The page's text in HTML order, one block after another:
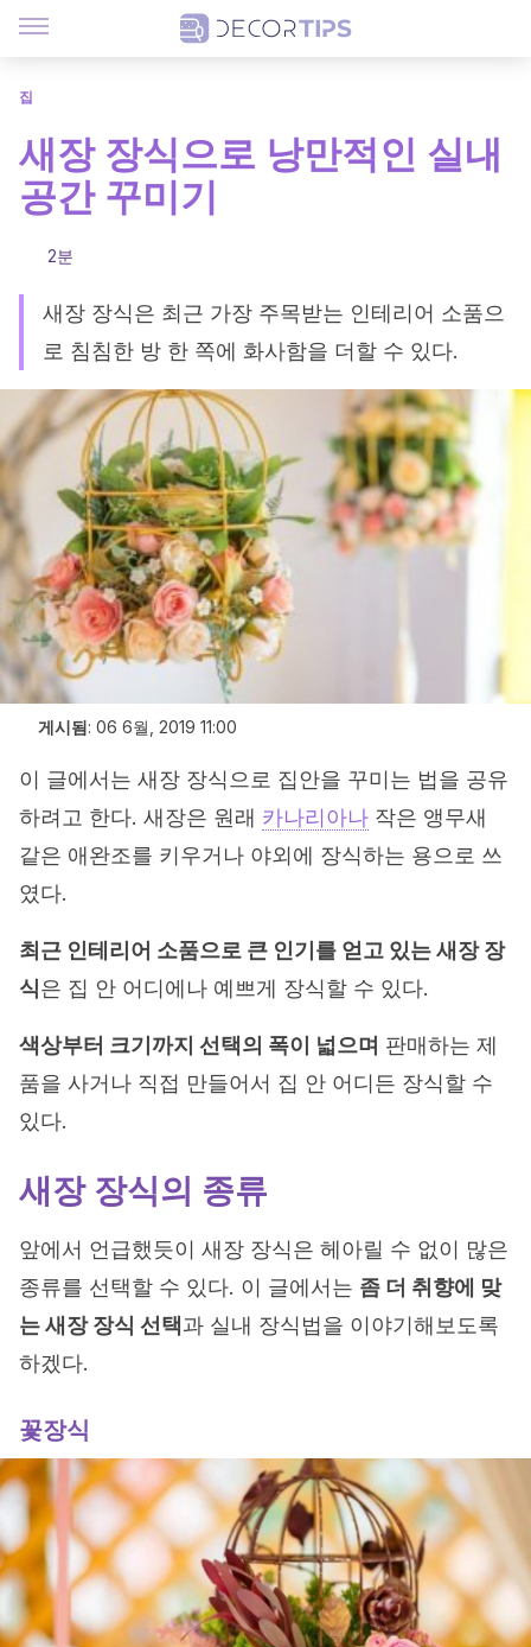
집
새장 장식으로 낭만적인 실내
공간 꾸미기
2분
새장 장식은 최근 가장 주목받는 인테리어 소품으
로 침침한 방 한 쪽에 화사함을 더할 수 있다.
게시됨: 06 6월, 2019 11:00
이 글에서는 새장 장식으로 집안을 꾸미는 법을 공유
하려고 한다. 새장은 원래 카나리아나 작은 앵무새
같은 애완조를 키우거나 야외에 장식하는 용으로 쓰
였다.
최근 인테리어 소품으로 큰 인기를 얻고 있는 새장 장
식은 집 안 어디에나 예쁘게 장식할 수 있다.
색상부터 크기까지 선택의 폭이 넓으며 판매하는 제
품을 사거나 직접 만들어서 집 안 어디든 장식할 수
있다.
새장 장식의 종류
앞에서 언급했듯이 새장 장식은 헤아릴 수 없이 많은
종류를 선택할 수 있다. 이 글에서는 좀 더 취향에 맞
는 새장 장식 선택과 실내 장식법을 이야기해보도록
하겠다.
꽃장식